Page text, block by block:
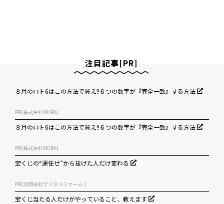
注目記事[PR]
８月のロト6はこの方法で買え!!６つの数字が『完全一致』する方法
PR(株式会社MURA)
８月のロト6はこの方法で買え!!６つの数字が『完全一致』する方法
PR(株式会社MURA)
宝くじの“運任せ”から抜けた人だけ変わる
PR(合同会社デジタルファーム )
宝くじ当たる人だけがやっていること、教えます